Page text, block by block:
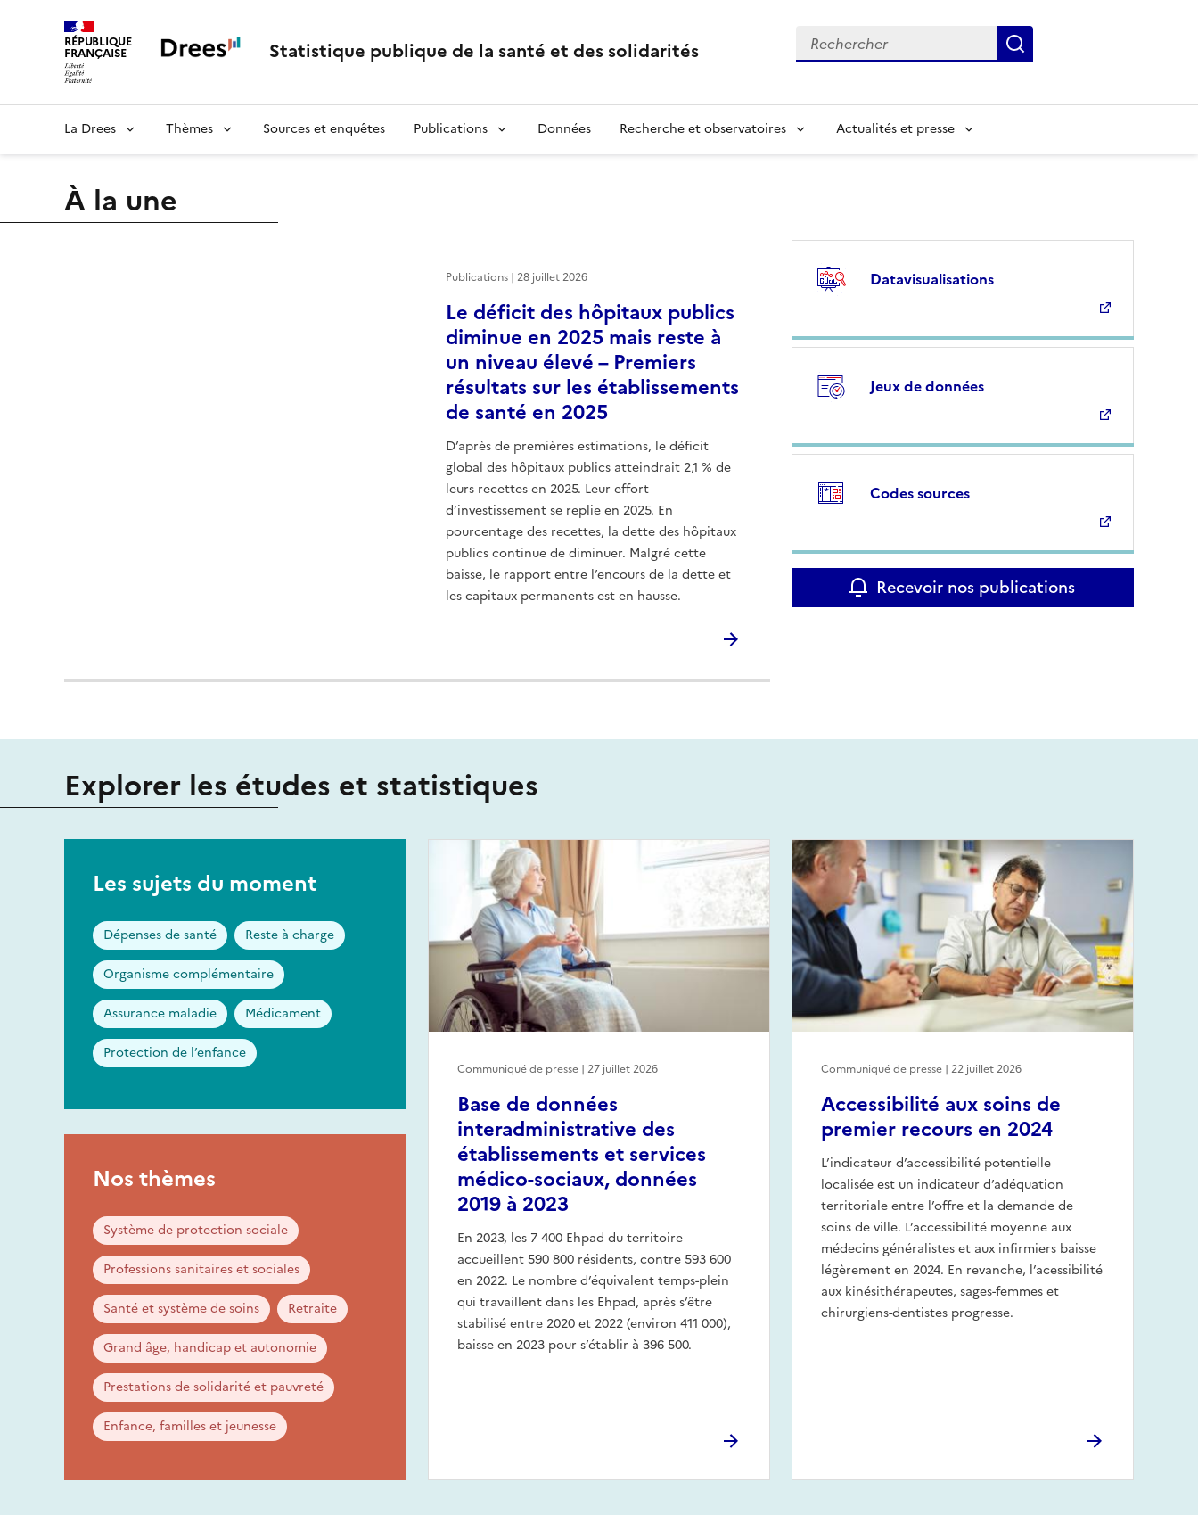
RÉPUBLIQUE
FRANÇAISE Statistique publique de la santé et des solidarités
Rechercher
Input to search in solr server by keyword
La Drees Thèmes Sources et enquêtes Publications Données Recherche et observatoires Actualités et presse
À la une
Le déficit des hôpitaux publics
diminue en 2025 mais reste à
un niveau élevé – Premiers
résultats sur les établissements
de santé en 2025
D’après de premières estimations, le déficit
global des hôpitaux publics atteindrait 2,1 % de
leurs recettes en 2025. Leur effort
d’investissement se replie en 2025. En
pourcentage des recettes, la dette des hôpitaux
publics continue de diminuer. Malgré cette
baisse, le rapport entre l’encours de la dette et
les capitaux permanents est en hausse.
Publications | 28 juillet 2026 Datavisualisations
Jeux de données
Codes sources
Recevoir nos publications
Explorer les études et statistiques
Les sujets du moment
Dépenses de santé Reste à charge
Organisme complémentaire
Assurance maladie Médicament
Protection de l’enfance
Nos thèmes
Système de protection sociale
Professions sanitaires et sociales
Santé et système de soins Retraite
Grand âge, handicap et autonomie
Prestations de solidarité et pauvreté
Enfance, familles et jeunesse
Base de données
interadministrative des
établissements et services
médico-sociaux, données
2019 à 2023
En 2023, les 7 400 Ehpad du territoire
accueillent 590 800 résidents, contre 593 600
en 2022. Le nombre d’équivalent temps-plein
qui travaillent dans les Ehpad, après s’être
stabilisé entre 2020 et 2022 (environ 411 000),
baisse en 2023 pour s’établir à 396 500.
Communiqué de presse | 27 juillet 2026
Accessibilité aux soins de
premier recours en 2024
L’indicateur d’accessibilité potentielle
localisée est un indicateur d’adéquation
territoriale entre l’offre et la demande de
soins de ville. L’accessibilité moyenne aux
médecins généralistes et aux infirmiers baisse
légèrement en 2024. En revanche, l’acessibilité
aux kinésithérapeutes, sages-femmes et
chirurgiens-dentistes progresse.
Communiqué de presse | 22 juillet 2026